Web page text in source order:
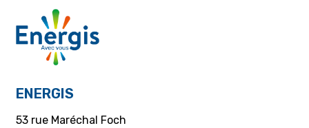
ENERGIS
53 rue Maréchal Foch